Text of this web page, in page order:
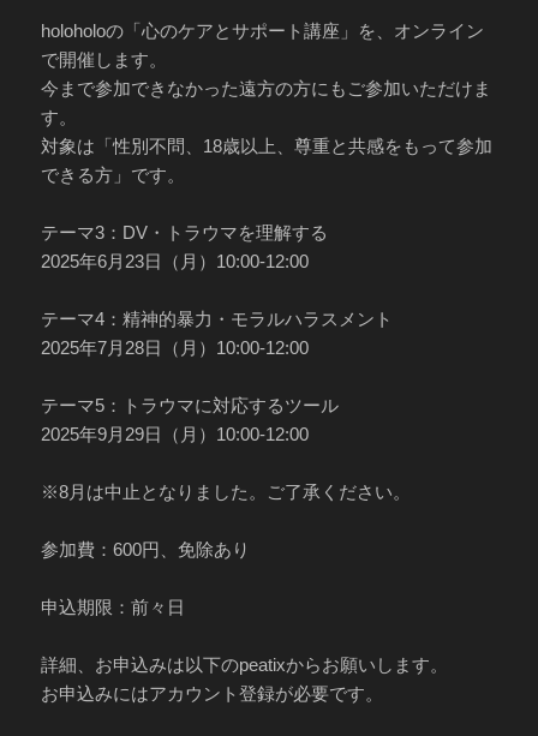
holoholoの「心のケアとサポート講座」を、オンライン
で開催します。
今まで参加できなかった遠方の方にもご参加いただけま
す。
対象は「性別不問、18歳以上、尊重と共感をもって参加
できる方」です。
テーマ3：DV・トラウマを理解する
2025年6月23日（月）10:00-12:00
テーマ4：精神的暴力・モラルハラスメント
2025年7月28日（月）10:00-12:00
テーマ5：トラウマに対応するツール
2025年9月29日（月）10:00-12:00
※8月は中止となりました。ご了承ください。
参加費：600円、免除あり
申込期限：前々日
詳細、お申込みは以下のpeatixからお願いします。
お申込みにはアカウント登録が必要です。